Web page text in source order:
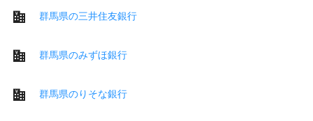
群馬県の三井住友銀行
群馬県のみずほ銀行
群馬県のりそな銀行